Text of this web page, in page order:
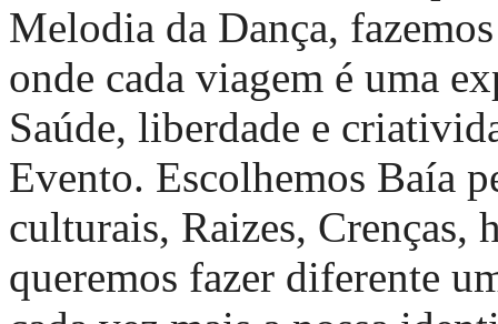
Melodia da Dança,
onde cada viagem é uma
Saúde, liberdade e
Evento. Escolhemos Baía
culturais, Raizes, Crenças,
queremos fazer diferente